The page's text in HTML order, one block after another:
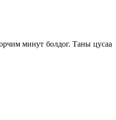
минут болдог. Таны цусаа